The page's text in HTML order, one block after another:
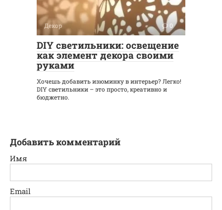
Декор 0
DIY светильники: освещение
как элемент декора своими
руками
Хочешь добавить изюминку в интерьер? Легко!
DIY светильники – это просто, креативно и
бюджетно.
Добавить комментарий
Имя
Email